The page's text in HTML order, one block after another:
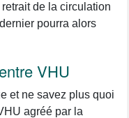
de la circulation
pourra alors
VHU
et ne savez plus quoi
agréé par la